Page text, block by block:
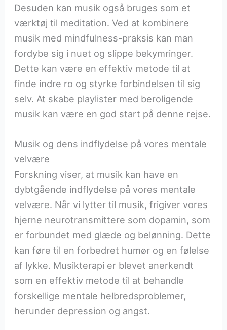
Desuden kan musik også bruges som et
værktøj til meditation. Ved at kombinere
musik med mindfulness-praksis kan man
fordybe sig i nuet og slippe bekymringer.
Dette kan være en effektiv metode til at
finde indre ro og styrke forbindelsen til sig
selv. At skabe playlister med beroligende
musik kan være en god start på denne rejse.
Musik og dens indflydelse på vores mentale
velvære
Forskning viser, at musik kan have en
dybtgående indflydelse på vores mentale
velvære. Når vi lytter til musik, frigiver vores
hjerne neurotransmittere som dopamin, som
er forbundet med glæde og belønning. Dette
kan føre til en forbedret humør og en følelse
af lykke. Musikterapi er blevet anerkendt
som en effektiv metode til at behandle
forskellige mentale helbredsproblemer,
herunder depression og angst.